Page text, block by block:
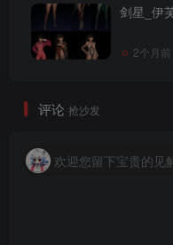
剑星_伊
2个月前
评论 抢沙发
欢迎您留下宝贵的见